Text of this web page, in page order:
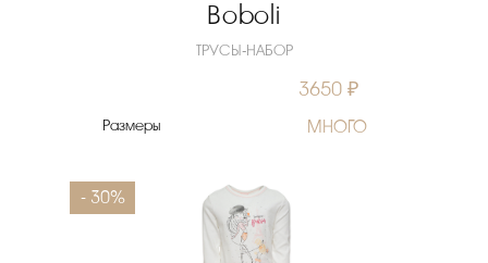
Boboli
ТРУСЫ-НАБОР
3650 ₽
Размеры МНОГО
- 30%